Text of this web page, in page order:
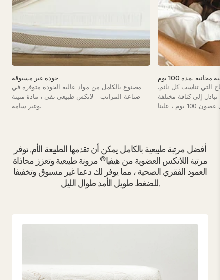
جودة غير مسبوقة
مصنوع بالكامل من مواد عالية الجودة متوفرة في
صناعة المراتب - لاتكس طبيعي نقي ، مادة متينة
وغير سامة.
لمدة 100 يوم
التي تناسب كل نائم.
إلى كثافة مختلفة
أفضل مرتبة طبيعية بالكامل يمكن أن تقدمها الطبيعة الأم. توفر
مرتبة اللاتكس العضوية من هيفيا® مرونة طبيعية وتعزز محاذاة
العمود الفقري الصحية ، مما يوفر لك دعما غير مسبوق وتخفيفا
للضغط طويل الأمد طوال الليل.